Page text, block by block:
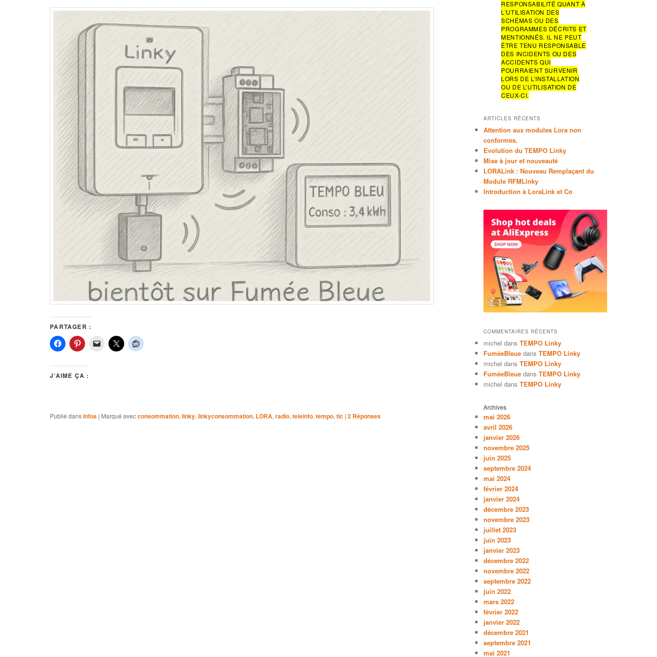
PARTAGER :
J’AIME ÇA :
Publié dansInfos | Marqué avecconsommation,linky,linkyconsommation, LORA,radio,teleinfo,tempo,tic |2 Réponses
RESPONSABILITÉ QUANT À
L'UTILISATION DES
SCHÉMAS OU DES
PROGRAMMES DÉCRITS ET
MENTIONNÉS. IL NE PEUT
ÊTRE TENU RESPONSABLE
DES INCIDENTS OU DES
ACCIDENTS QUI
POURRAIENT SURVENIR
LORS DE L’INSTALLATION
OU DE L’UTILISATION DE
CEUX-CI.
ARTICLES RÉCENTS
Attention aux modules Lora non
conformes.
Evolution du TEMPO Linky
Mise à jour et nouveauté
LORALink : Nouveau Remplaçant du
Module RFMLinky
Introduction à LoraLink et Co
COMMENTAIRES RÉCENTS
michel dansTEMPO Linky
FuméeBleue dansTEMPO Linky
michel dansTEMPO Linky
FuméeBleue dansTEMPO Linky
michel dansTEMPO Linky
Archives
mai 2026
avril 2026
janvier 2026
novembre 2025
juin 2025
septembre 2024
mai 2024
février 2024
janvier 2024
décembre 2023
novembre 2023
juillet 2023
juin 2023
janvier 2023
décembre 2022
novembre 2022
septembre 2022
juin 2022
mars 2022
février 2022
janvier 2022
décembre 2021
septembre 2021
mai 2021